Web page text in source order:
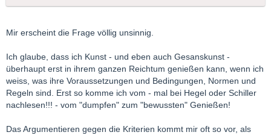
Mir erscheint die Frage völlig unsinnig.
Ich glaube, dass ich Kunst - und eben auch Gesanskunst -
überhaupt erst in ihrem ganzen Reichtum genießen kann, wenn ich
weiss, was ihre Voraussetzungen und Bedingungen, Normen und
Regeln sind. Erst so komme ich vom - mal bei Hegel oder Schiller
nachlesen!!! - vom "dumpfen" zum "bewussten" Genießen!
Das Argumentieren gegen die Kriterien kommt mir oft so vor, als